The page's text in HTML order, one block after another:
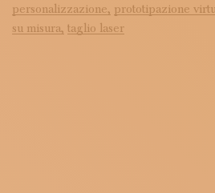
personalizzazione, prototipazione
su misura, taglio laser